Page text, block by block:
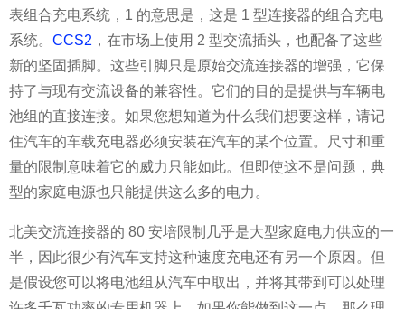
表组合充电系统，1 的意思是，这是 1 型连接器的组合充电
系统。 CCS2 ，在市场上使用 2 型交流插头，也配备了这些
新的坚固插脚。这些引脚只是原始交流连接器的增强，它保
持了与现有交流设备的兼容性。它们的目的是提供与车辆电
池组的直接连接。如果您想知道为什么我们想要这样，请记
住汽车的车载充电器必须安装在汽车的某个位置。尺寸和重
量的限制意味着它的威力只能如此。但即使这不是问题，典
型的家庭电源也只能提供这么多的电力。
北美交流连接器的 80 安培限制几乎是大型家庭电力供应的一
半，因此很少有汽车支持这种速度充电还有另一个原因。但
是假设您可以将电池组从汽车中取出，并将其带到可以处理